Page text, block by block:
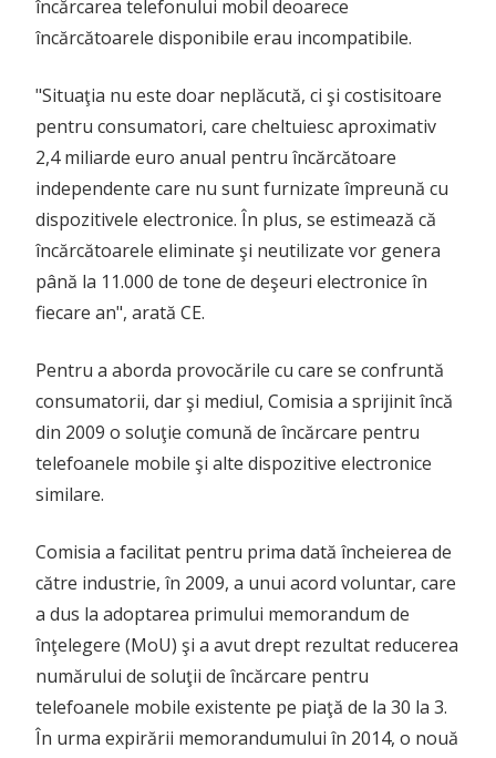
încărcarea telefonului mobil deoarece
încărcătoarele disponibile erau incompatibile.
"Situaţia nu este doar neplăcută, ci şi costisitoare
pentru consumatori, care cheltuiesc aproximativ
2,4 miliarde euro anual pentru încărcătoare
independente care nu sunt furnizate împreună cu
dispozitivele electronice. În plus, se estimează că
încărcătoarele eliminate şi neutilizate vor genera
până la 11.000 de tone de deşeuri electronice în
fiecare an", arată CE.
Pentru a aborda provocările cu care se confruntă
consumatorii, dar şi mediul, Comisia a sprijinit încă
din 2009 o soluţie comună de încărcare pentru
telefoanele mobile şi alte dispozitive electronice
similare.
Comisia a facilitat pentru prima dată încheierea de
către industrie, în 2009, a unui acord voluntar, care
a dus la adoptarea primului memorandum de
înţelegere (MoU) şi a avut drept rezultat reducerea
numărului de soluţii de încărcare pentru
telefoanele mobile existente pe piaţă de la 30 la 3.
În urma expirării memorandumului în 2014, o nouă